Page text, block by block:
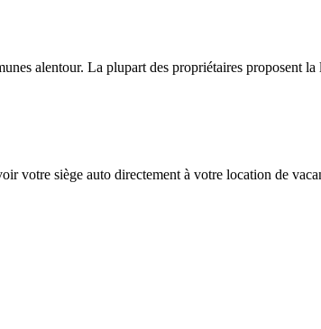
alentour. La plupart des propriétaires proposent la
votre siège auto directement à votre location de